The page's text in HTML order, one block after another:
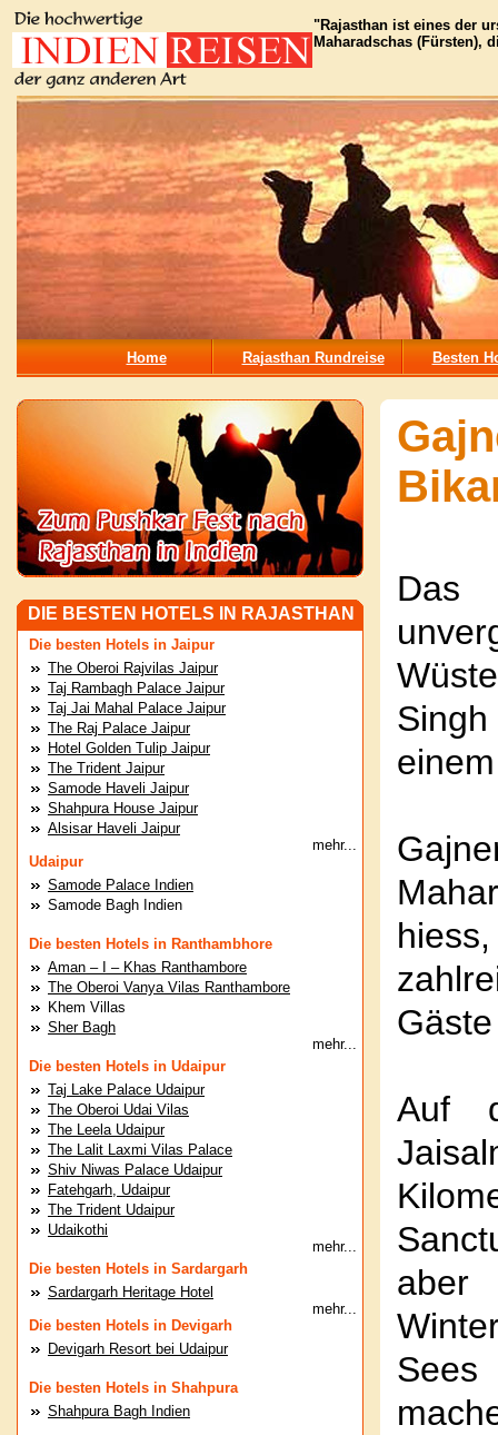
"Rajasthan ist eines der
Maharadschas (Fürsten),
Home Rajasthan Rundreise Besten
DIE BESTEN HOTELS IN RAJASTHAN
Die besten Hotels in Jaipur
The Oberoi Rajvilas Jaipur
Taj Rambagh Palace Jaipur
Taj Jai Mahal Palace Jaipur
The Raj Palace Jaipur
Hotel Golden Tulip Jaipur
The Trident Jaipur
Samode Haveli Jaipur
Shahpura House Jaipur
Alsisar Haveli Jaipur
mehr...
Udaipur
Samode Palace Indien
Samode Bagh Indien
Die besten Hotels in Ranthambhore
Aman – I – Khas Ranthambore
The Oberoi Vanya Vilas Ranthambore
Khem Villas
Sher Bagh
mehr...
Die besten Hotels in Udaipur
Taj Lake Palace Udaipur
The Oberoi Udai Vilas
The Leela Udaipur
The Lalit Laxmi Vilas Palace
Shiv Niwas Palace Udaipur
Fatehgarh, Udaipur
The Trident Udaipur
Udaikothi
mehr...
Die besten Hotels in Sardargarh
Sardargarh Heritage Hotel
mehr...
Die besten Hotels in Devigarh
Devigarh Resort bei Udaipur
Die besten Hotels in Shahpura
Shahpura Bagh Indien
Auf
Sees